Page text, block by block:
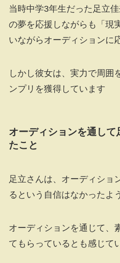
当時中学3年生だった足立
の夢を応援しながらも「現
いながらオーディションに
しかし彼女は、実力で周囲
ンプリを獲得しています
オーディションを通して
たこと
足立さんは、オーディショ
るという自信はなかったよ
オーディションを通じて、
てもらっているとも感じて